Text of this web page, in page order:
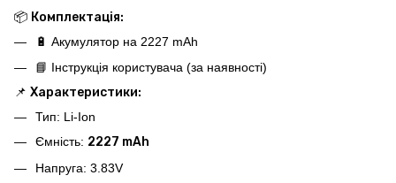
📦 Комплектація:
🔋 Акумулятор на 2227 mAh
📘 Інструкція користувача (за наявності)
📌 Характеристики:
Тип: Li-Ion
Ємність: 2227 mAh
Напруга: 3.83V